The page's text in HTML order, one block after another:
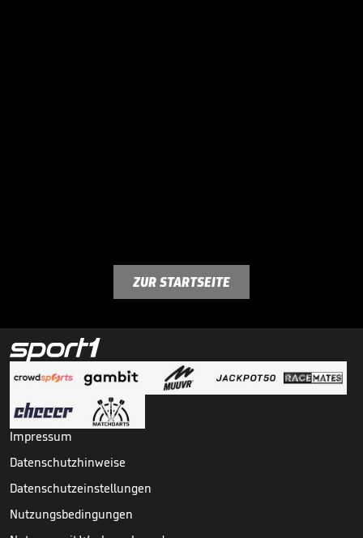
ZUR STARTSEITE
Impressum
Datenschutzhinweise
Datenschutzeinstellungen
Nutzungsbedingungen